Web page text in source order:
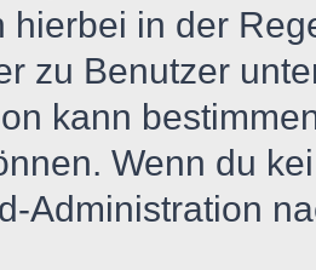
hierbei in der
zu Benutzer
kann
Wenn du
Administration